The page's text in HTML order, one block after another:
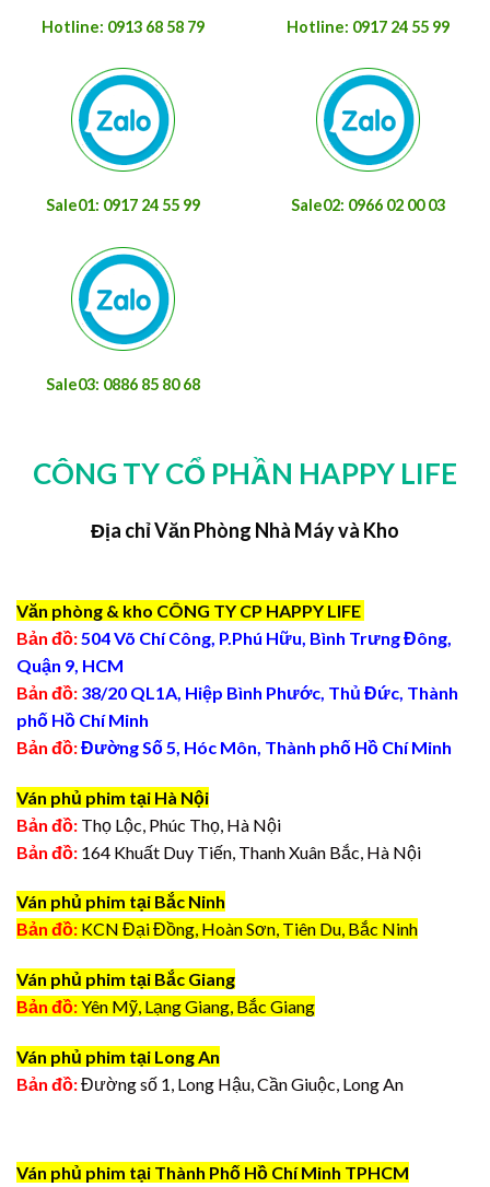
Hotline: 0913 68 58 79 Hotline: 0917 24 55 99
Sale01: 0917 24 55 99 Sale02: 0966 02 00 03
Sale03: 0886 85 80 68
CÔNG TY CỔ PHẦN HAPPY LIFE
Địa chỉ Văn Phòng Nhà Máy và Kho
Văn phòng & kho CÔNG TY CP HAPPY LIFE
Bản đồ: 504 Võ Chí Công, P.Phú Hữu, Bình Trưng Đông,
Quận 9, HCM
Bản đồ: 38/20 QL1A, Hiệp Bình Phước, Thủ Đức, Thành
phố Hồ Chí Minh
Bản đồ:Đường Số 5, Hóc Môn, Thành phố Hồ Chí Minh
Ván phủ phim tại Hà Nội
Bản đồ: Thọ Lộc, Phúc Thọ, Hà Nội
Bản đồ: 164 Khuất Duy Tiến, Thanh Xuân Bắc, Hà Nội
Ván phủ phim tại Bắc Ninh
Bản đồ: KCN Đại Đồng, Hoàn Sơn, Tiên Du, Bắc Ninh
Ván phủ phim tại Bắc Giang
Bản đồ:Yên Mỹ, Lạng Giang, Bắc Giang
Ván phủ phim tại Long An
Bản đồ:Đường số 1, Long Hậu, Cần Giuộc, Long An
Ván phủ phim tại Thành Phố Hồ Chí Minh TPHCM